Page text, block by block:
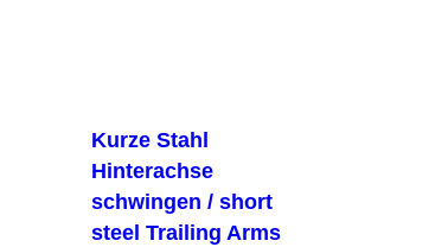
Kurze Stahl
Hinterachse
schwingen / short
steel Trailing Arms